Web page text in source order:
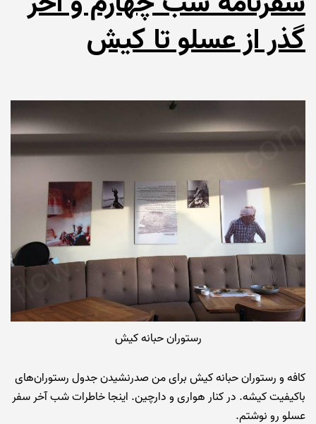
گذر از عسلو تا کیش
رستوران حبانه کیش
کافه و رستوران حبانه کیش برای من صدرنشیدن جدول رستوران‌های
باکیفیت کیشه. در کنار هواری و دارچین. اینجا خاطرات شب آخر سفر
عسلو رو نوشتم.